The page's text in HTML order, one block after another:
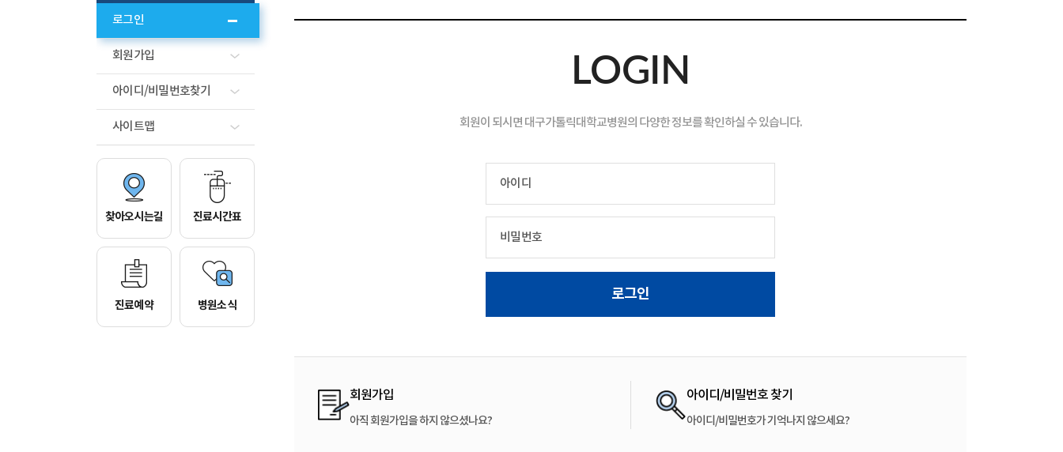
로그인
회원가입
아이디/비밀번호찾기
사이트맵
찾아오시는길 진료시간표
진료예약 병원소식
LOGIN
회원이 되시면 대구가톨릭대학교병원의 다양한 정보를 확인하실 수 있습니다.
아이디
비밀번호
회원가입
아직 회원가입을 하지 않으셨나요?
아이디/비밀번호 찾기
아이디/비밀번호가 기억나지 않으세요?